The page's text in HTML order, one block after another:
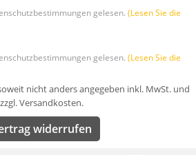
gelesen. (Lesen Sie die
gelesen. (Lesen Sie die
nicht anders angegeben inkl. MwSt. und
zzgl. Versandkosten.
widerrufen